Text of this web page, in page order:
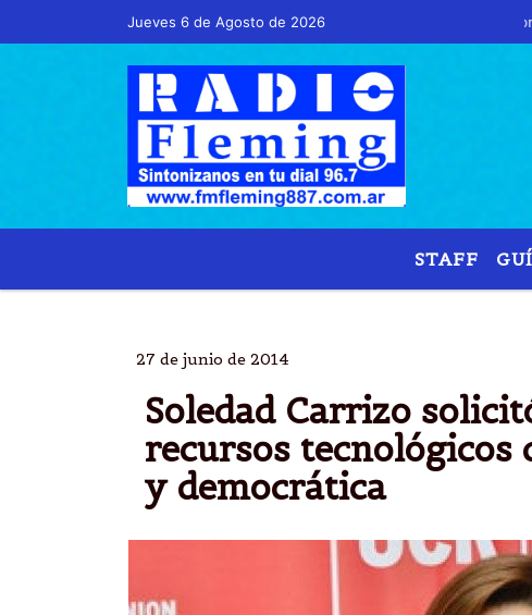
Jueves 6 de Agosto de 2026
Hoy es Jueves 6 de Agosto de 2026 y son las
STAFF
27 de junio de 2014
Soledad Carrizo
recursos
y democrática